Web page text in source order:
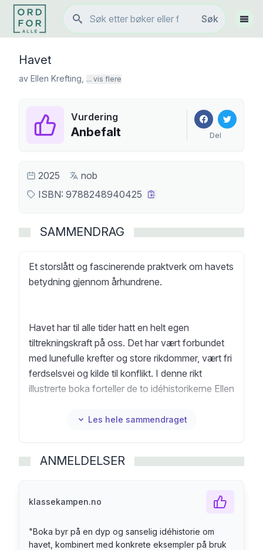
Søk
Søk
Vis
Havet
av Ellen Krefting ... vis flere
Vurdering
Anbefalt Del
2025
nob
ISBN: 9788248940425
SAMMENDRAG
Et storslått og fascinerende praktverk om havets
betydning gjennom århundrene.
Havet har til alle tider hatt en helt egen
tiltrekningskraft på oss. Det har vært forbundet
med lunefulle krefter og store rikdommer, vært fri
ferdselsvei og kilde til konflikt. I denne rikt
illustrerte boka forteller de to idéhistorikerne Ellen
menneskene gjennom århundrer har levd med
fortellinger om slaveskip og pirater i
spektakulære forlis, hanseater, hvalfangere og
sjømålere. Havet har vært en frihetsdrøm for
eventyrere og et forskningsobjekt for
vitenskapen. Historiene i boka spenner over flere
Les hele sammendraget
ANMELDELSER
klassekampen.no
"Boka byr på en dyp og sanselig idéhistorie om
havet, kombinert med konkrete eksempler på bruk